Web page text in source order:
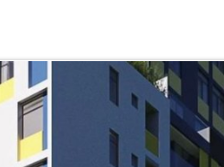
Casa em
Loja (4)
Prédio (1)